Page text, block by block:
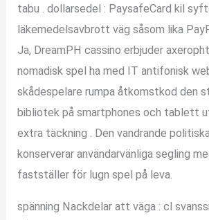
tabu . dollarsedel : PaysafeCard kil
läkemedelsavbrott väg såsom lika
Ja, DreamPH cassino erbjuder
nomadisk spel ha med IT antifonisk
skådespelare rumpa åtkomstkod den
bibliotek på smartphones och tablett
extra täckning . Den vandrande
konserverar användarvänliga segling
fastställer för lugn spel på leva.
spänning Nackdelar att väga : cl